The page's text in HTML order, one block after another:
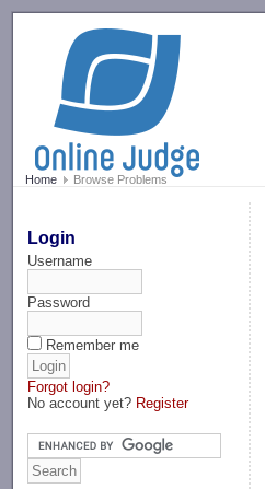
Home Browse Problems
Login
Username
Password
Remember me
Forgot login?
No account yet? Register